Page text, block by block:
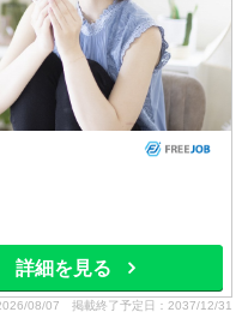
詳細を見る
08/07 掲載終了予定日：2037/12/31